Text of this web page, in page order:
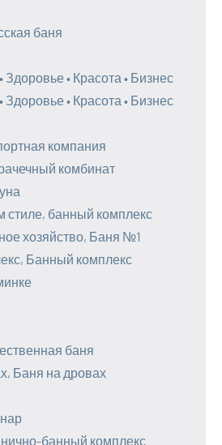
баня
Здоровье • Красота • Бизнес
Здоровье • Красота • Бизнес
компания
комбинат
стиле, банный комплекс
хозяйство, Баня №1
Банный комплекс
баня
Баня на дровах
банный комплекс